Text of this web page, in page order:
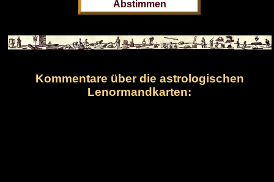
Kommentare über die astrologischen
Lenormandkarten: